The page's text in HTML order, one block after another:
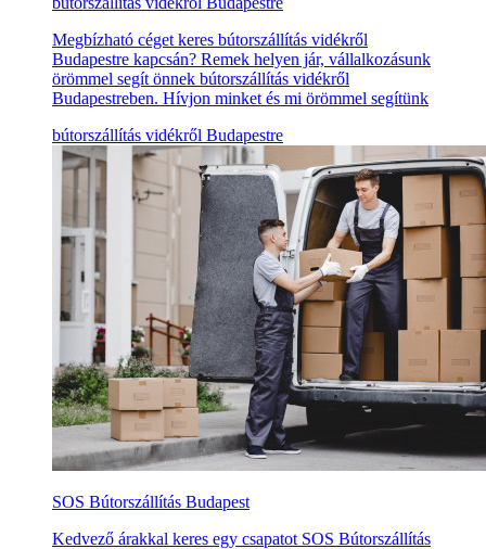
Megbízható céget keres bútorszállítás vidékről
Budapestre kapcsán? Remek helyen jár, vállalkozásunk
örömmel segít önnek bútorszállítás vidékről
Budapestreben. Hívjon minket és mi örömmel segítünk
bútorszállítás vidékről Budapestre
SOS Bútorszállítás Budapest
Kedvező árakkal keres egy csapatot SOS Bútorszállítás